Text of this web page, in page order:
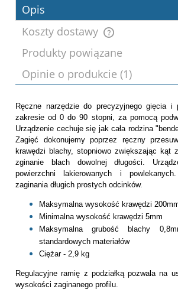
Opis
Koszty dostawy
płatności
Produkty powiązane
Opinie o produkcie (1)
Ręczne narzędzie do precyzyjnego gięcia i
zakresie od 0 do 90 stopni, za pomocą
Urządzenie cechuje się jak cała rodzina
Zagięć dokonujemy poprzez ręczny
krawędzi blachy, stopniowo zwiększając kąt
zginanie blach dowolnej długości.
powierzchni lakierowanych i
zaginania długich prostych odcinków.
Maksymalna wysokość krawędzi
Minimalna wysokość krawędzi 5mm
Maksymalna grubość blachy
standardowych materiałów
Ciężar - 2,9 kg
Regulacyjne ramię z podziałką pozwala na
wysokości zaginanego profilu.